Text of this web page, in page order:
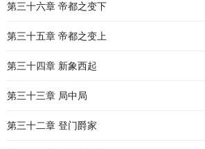
第三十六章 帝都之变下
第三十五章 帝都之变上
第三十四章 新象西起
第三十三章 局中局
第三十二章 登门爵家